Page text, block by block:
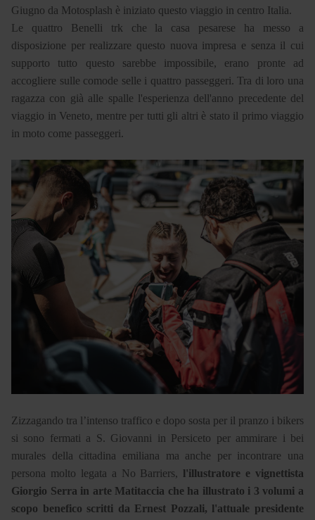
Giugno da Motosplash è iniziato questo viaggio in centro Italia.
Le quattro Benelli trk che la casa pesarese ha messo a
disposizione per realizzare questo nuova impresa e senza il cui
supporto tutto questo sarebbe impossibile, erano pronte ad
accogliere sulle comode selle i quattro passeggeri. Tra di loro una
ragazza con già alle spalle l'esperienza dell'anno precedente del
viaggio in Veneto, mentre per tutti gli altri è stato il primo viaggio
in moto come passeggeri.
Zizzagando tra l’intenso traffico e dopo sosta per il pranzo i bikers
si sono fermati a S. Giovanni in Persiceto per ammirare i bei
murales della cittadina emiliana ma anche per incontrare una
persona molto legata a No Barriers, l'illustratore e vignettista
Giorgio Serra in arte Matitaccia che ha illustrato i 3 volumi a
scopo benefico scritti da Ernest Pozzali, l'attuale presidente